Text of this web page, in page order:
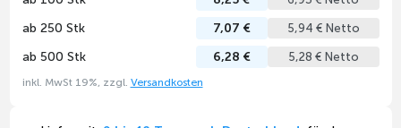
ab 250 Stk 7,07 € 5,94 € Netto
ab 500 Stk 6,28 € 5,28 € Netto
inkl. MwSt 19%, zzgl. Versandkosten